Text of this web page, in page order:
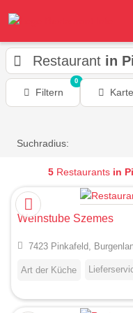
Restaurant in
Filtern
0
Karte
Suchradius:
5Restaurants in
Weinstube Szemes
7423 Pinkafeld,
Art der Küche